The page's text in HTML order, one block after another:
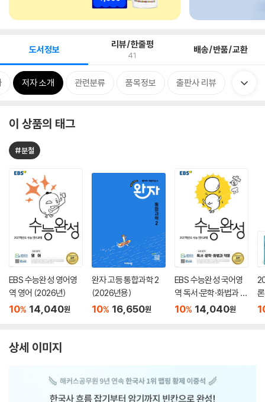
도서정보 리뷰/한줄평
41 배송/반품/교환
저자 소개 관련분류 품목정보 출판사 리뷰
이 상품의 태그
#분철
EBS 수능완성 영어영
역 영어 (2026년)
10% 14,040원
완자 고등 통합과학 2
(2026년용)
10% 16,650원
EBS 수능완성 국어영
역 독서·문학·화법과 작
문 (2026년)
10% 14,040원
(
상세 이미지